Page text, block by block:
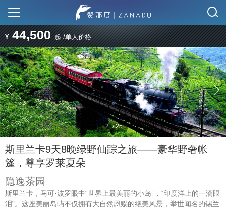
¥ 44,500起 /单人价格
2 / 25
斯里兰卡9天8晚绿野仙踪之旅——豪华野奢帐
篷，尊享罗莱夏朵
隐逸茶园
斯里兰卡，马可·波罗眼中“世界上最美丽的小岛”，“印度洋上的一滴眼
泪”。这座美丽岛屿不仅拥有大自然恩赐的绝美风景，举世闻名的锡兰